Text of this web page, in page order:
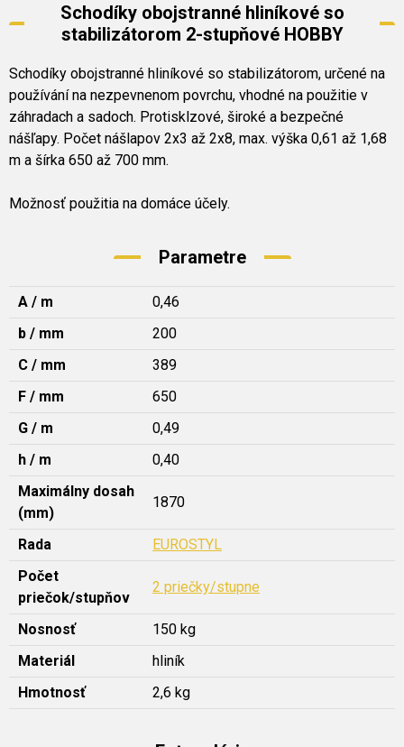
Schodíky obojstranné hliníkové so
stabilizátorom 2-stupňové HOBBY
Schodíky obojstranné hliníkové so stabilizátorom, určené na
používání na nezpevnenom povrchu, vhodné na použitie v
záhradach a sadoch. Protisklzové, široké a bezpečné
nášľapy. Počet nášlapov 2x3 až 2x8, max. výška 0,61 až 1,68
m a šírka 650 až 700 mm.
Možnosť použitia na domáce účely.
Parametre
A / m
0,46
b / mm
200
C / mm
389
F / mm
650
G / m
0,49
h / m
0,40
Maximálny dosah
(mm)
1870
Rada
EUROSTYL
Počet
priečok/stupňov
2 priečky/stupne
Nosnosť
150 kg
Materiál
hliník
Hmotnosť
2,6 kg